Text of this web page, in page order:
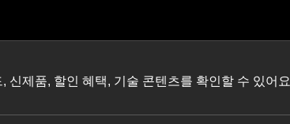
신제품, 할인 혜택, 기술 콘텐츠를 확인할 수 있어요